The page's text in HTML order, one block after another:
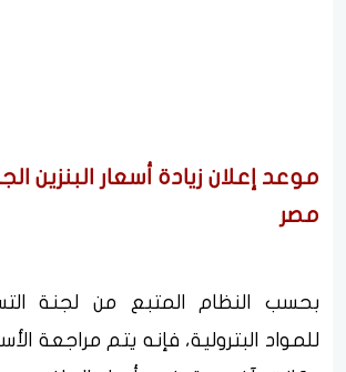
موعد إعلان زيادة أسعار البنزين
مصر
بحسب النظام المتبع من لجنة